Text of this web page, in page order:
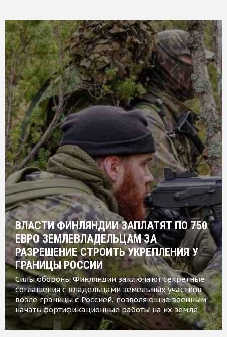
ВЛАСТИ ФИНЛЯНДИИ ЗАПЛАТЯТ ПО 750
ЕВРО ЗЕМЛЕВЛАДЕЛЬЦАМ ЗА
РАЗРЕШЕНИЕ СТРОИТЬ УКРЕПЛЕНИЯ У
ГРАНИЦЫ РОССИИ
Силы обороны Финляндии заключают секретные
соглашения с владельцами земельных участков
возле границы с Россией, позволяющие военным
начать фортификационные работы на их земле